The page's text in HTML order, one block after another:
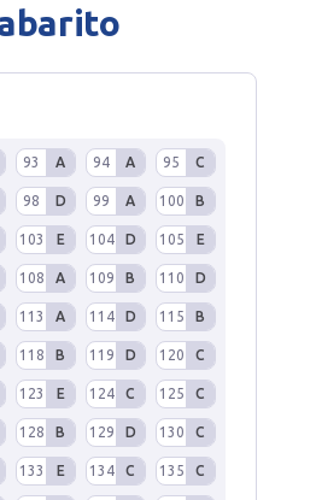
93 A 94 A 95 C
98 D 99 A 100 B
103 E 104 D 105 E
108 A 109 B 110 D
113 A 114 D 115 B
118 B 119 D 120 C
123 E 124 C 125 C
128 B 129 D 130 C
133 E 134 C 135 C